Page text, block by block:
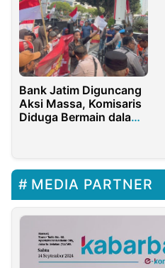
Bank Jatim Diguncang
Aksi Massa, Komisaris
Diduga Bermain dalam
MEDIA PARTNER